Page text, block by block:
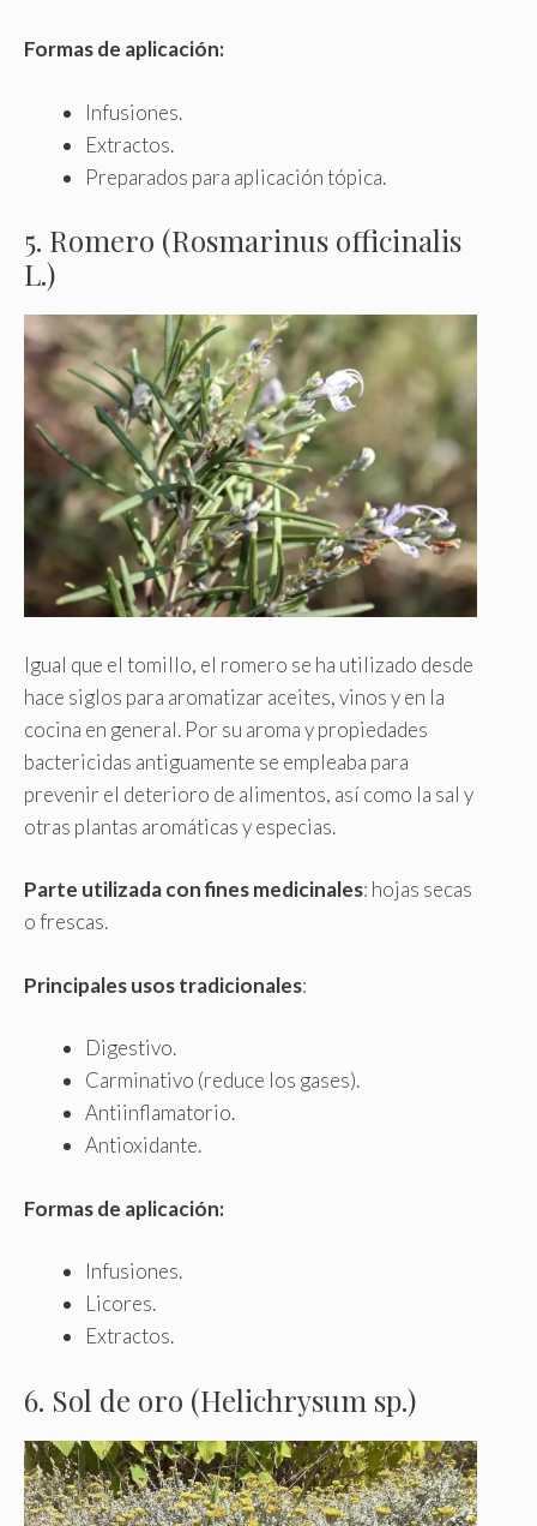
Formas de aplicación:
Infusiones.
Extractos.
Preparados para aplicación tópica.
5. Romero (Rosmarinus officinalis
L.)
Igual que el tomillo, el romero se ha utilizado desde
hace siglos para aromatizar aceites, vinos y en la
cocina en general. Por su aroma y propiedades
bactericidas antiguamente se empleaba para
prevenir el deterioro de alimentos, así como la sal y
otras plantas aromáticas y especias.
Parte utilizada con fines medicinales: hojas secas
o frescas.
Principales usos tradicionales:
Digestivo.
Carminativo (reduce los gases).
Antiinflamatorio.
Antioxidante.
Formas de aplicación:
Infusiones.
Licores.
Extractos.
6. Sol de oro (Helichrysum sp.)